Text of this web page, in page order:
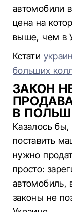
автомобили
цена на
выше, чем в
Кстати
больших
ЗАКОН
В
Казалось
поставить
нужно
просто:
автомобиль,
законы не